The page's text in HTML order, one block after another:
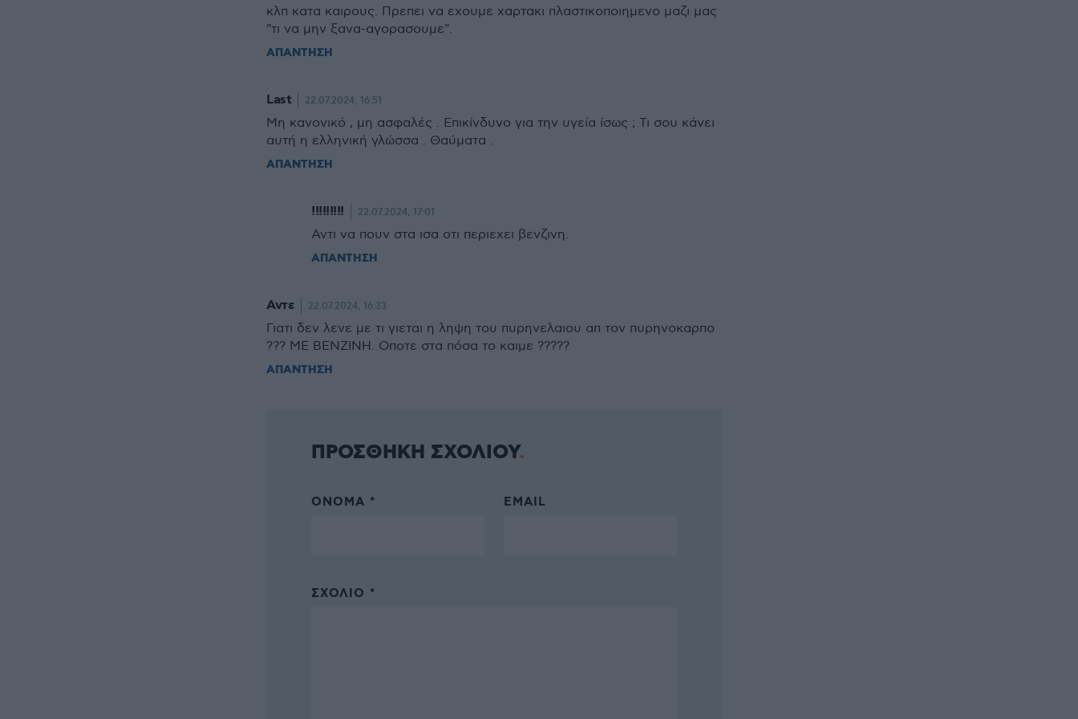
κλπ κατα καιρους. Πρεπει να εχουμε χαρτακι πλαστικοποιημενο μαζι μας
"τι να μην ξανα-αγορασουμε".
ΑΠΑΝΤΗΣΗ
Last 22.07.2024, 16:51
Μη κανονικό , μη ασφαλές . Επικίνδυνο για την υγεία ίσως ; Τι σου κάνει
αυτή η ελληνική γλώσσα . Θαύματα .
ΑΠΑΝΤΗΣΗ
!!!!!!!!! 22.07.2024, 17:01
Αντι να πουν στα ισα οτι περιεχει βενζινη.
ΑΠΑΝΤΗΣΗ
Αντε 22.07.2024, 16:33
Γιατι δεν λενε με τι γιεται η ληψη του πυρηνελαιου απ τον πυρηνοκαρπο
??? ΜΕ ΒΕΝΖΙΝΗ. Οποτε στα πόσα το καιμε ?????
ΑΠΑΝΤΗΣΗ
ΠΡΟΣΘΗΚΗ ΣΧΟΛΙΟΥ
ΌΝΟΜΑ * EMAIL
ΣΧΌΛΙΟ *